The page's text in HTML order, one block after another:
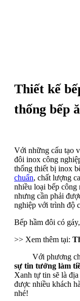
Thiết kế
thống bếp
Với những cấu tạo
đôi inox công
thống thiết bị inox
chuẩn, chất lượng
nhiều loại bếp công
nhưng cần phải
nghiệp với trình độ
Bếp hầm đôi có
>> Xem thêm tại:
Với phương
sự tin tưởng làm
Xanh tự tin sẽ là
được nhiều khách
nhé!